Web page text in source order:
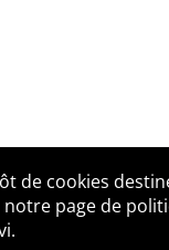
de
cookies
page de